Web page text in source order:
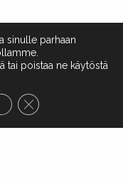
sinulle parhaan
tai poistaa ne käytöstä
Sulje evästebanneri
Lue arvosteluja
Ota yhteyttä